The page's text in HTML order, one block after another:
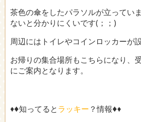
茶色の傘をしたパラソルが立ってい
ないと分かりにくいです(；；)
周辺にはトイレやコインロッカーが
お帰りの集合場所もこちらになり、
にご案内となります。
♦♦知ってるとラッキー ？情報♦♦